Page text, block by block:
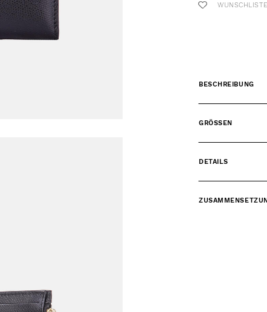
BESCHREIBUNG
GRÖSSEN
DETAILS